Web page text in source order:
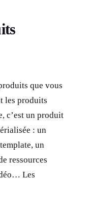
que vous
les produits
c’est un produit
: un
un
ressources
Les